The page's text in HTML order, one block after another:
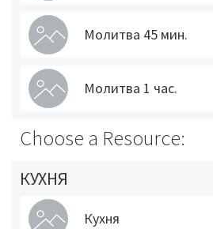
Молитва 45 мин.
Молитва 1 час.
Choose a Resource:
КУХНЯ
Кухня